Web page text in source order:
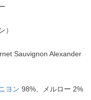
）
Sauvignon Alexander
ヨン 98%、メルロー 2%